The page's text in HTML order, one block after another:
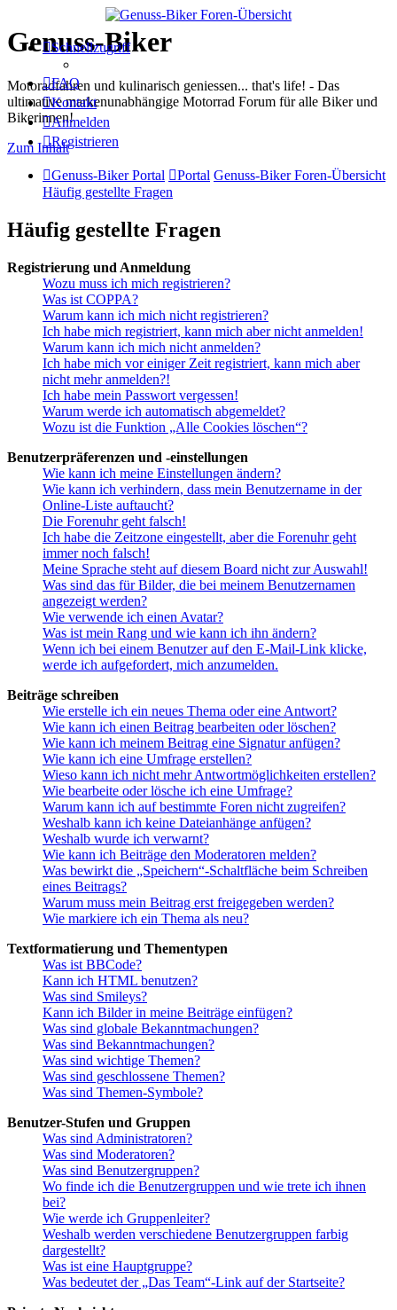
Genuss-Biker
Motoradfahren und kulinarisch geniessen... that's life! - Das
ultimative markenunabhängige Motorrad Forum für alle Biker und
Bikerinnen!
Zum Inhalt
Schnellzugriff
FAQ
Kontakt
Anmelden
Registrieren
Genuss-Biker Portal Portal Genuss-Biker Foren-Übersicht
Häufig gestellte Fragen
Häufig gestellte Fragen
Registrierung und Anmeldung
Wozu muss ich mich registrieren?
Was ist COPPA?
Warum kann ich mich nicht registrieren?
Ich habe mich registriert, kann mich aber nicht anmelden!
Warum kann ich mich nicht anmelden?
Ich habe mich vor einiger Zeit registriert, kann mich aber
nicht mehr anmelden?!
Ich habe mein Passwort vergessen!
Warum werde ich automatisch abgemeldet?
Wozu ist die Funktion „Alle Cookies löschen“?
Benutzerpräferenzen und -einstellungen
Wie kann ich meine Einstellungen ändern?
Wie kann ich verhindern, dass mein Benutzername in der
Online-Liste auftaucht?
Die Forenuhr geht falsch!
Ich habe die Zeitzone eingestellt, aber die Forenuhr geht
immer noch falsch!
Meine Sprache steht auf diesem Board nicht zur Auswahl!
Was sind das für Bilder, die bei meinem Benutzernamen
angezeigt werden?
Wie verwende ich einen Avatar?
Was ist mein Rang und wie kann ich ihn ändern?
Wenn ich bei einem Benutzer auf den E-Mail-Link klicke,
werde ich aufgefordert, mich anzumelden.
Beiträge schreiben
Wie erstelle ich ein neues Thema oder eine Antwort?
Wie kann ich einen Beitrag bearbeiten oder löschen?
Wie kann ich meinem Beitrag eine Signatur anfügen?
Wie kann ich eine Umfrage erstellen?
Wieso kann ich nicht mehr Antwortmöglichkeiten erstellen?
Wie bearbeite oder lösche ich eine Umfrage?
Warum kann ich auf bestimmte Foren nicht zugreifen?
Weshalb kann ich keine Dateianhänge anfügen?
Weshalb wurde ich verwarnt?
Wie kann ich Beiträge den Moderatoren melden?
Was bewirkt die „Speichern“-Schaltfläche beim Schreiben
eines Beitrags?
Warum muss mein Beitrag erst freigegeben werden?
Wie markiere ich ein Thema als neu?
Textformatierung und Thementypen
Was ist BBCode?
Kann ich HTML benutzen?
Was sind Smileys?
Kann ich Bilder in meine Beiträge einfügen?
Was sind globale Bekanntmachungen?
Was sind Bekanntmachungen?
Was sind wichtige Themen?
Was sind geschlossene Themen?
Was sind Themen-Symbole?
Benutzer-Stufen und Gruppen
Was sind Administratoren?
Was sind Moderatoren?
Was sind Benutzergruppen?
Wo finde ich die Benutzergruppen und wie trete ich ihnen
bei?
Wie werde ich Gruppenleiter?
Weshalb werden verschiedene Benutzergruppen farbig
dargestellt?
Was ist eine Hauptgruppe?
Was bedeutet der „Das Team“-Link auf der Startseite?